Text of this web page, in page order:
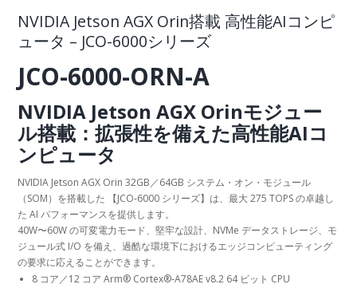
NVIDIA Jetson AGX Orin搭載 高性能AIコンピ
ュータ – JCO-6000シリーズ
JCO-6000-ORN-A
NVIDIA Jetson AGX Orinモジュー
ル搭載：拡張性を備えた高性能AIコ
ンピュータ
NVIDIA Jetson AGX Orin 32GB／64GB システム・オン・モジュール
（SOM）を搭載した 【JCO‑6000 シリーズ】は、最大 275 TOPS の卓越し
た AI パフォーマンスを提供します。
40W〜60W の可変電力モード、堅牢な設計、NVMe データストレージ、モ
ジュール式 I/O を備え、過酷な環境下におけるエッジコンピューティング
の要求に応えることができます。
8 コア／12 コア Arm® Cortex®‑A78AE v8.2 64 ビット CPU